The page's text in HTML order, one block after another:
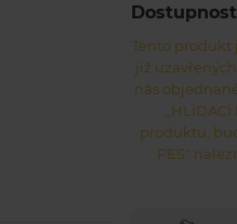
Dostupnost
Tento produkt
již
nás
produktu,
PES"